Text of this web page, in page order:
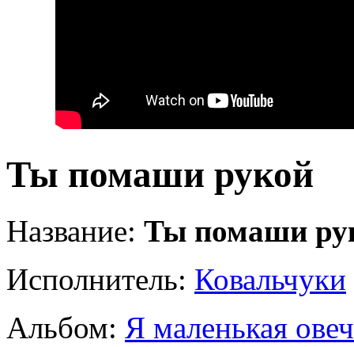
Ты помаши рукой
Название: Ты помаши
Исполнитель: Ковальчуки
Альбом: Я маленькая